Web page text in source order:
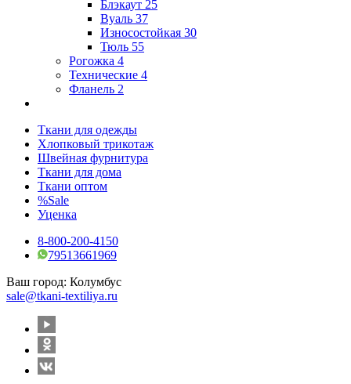
Блэкаут 25
Вуаль 37
Износостойкая 30
Тюль 55
Рогожка 4
Технические 4
Фланель 2
Ткани для одежды
Хлопковый трикотаж
Швейная фурнитура
Ткани для дома
Ткани оптом
%Sale
Уценка
8-800-200-4150
79513661969
Ваш город: Колумбус
sale@tkani-textiliya.ru